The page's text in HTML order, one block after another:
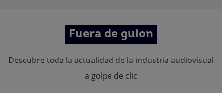
Fuera de guion
Descubre toda la actualidad de la industria audiovisual
a golpe de clic